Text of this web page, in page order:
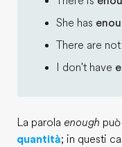
Lavora con noi
She has
There are not
I don't have
La parola enough
quantità; in questi